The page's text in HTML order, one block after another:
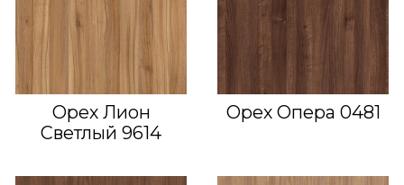
Орех Лион
Светлый 9614
Орех Опера 0481